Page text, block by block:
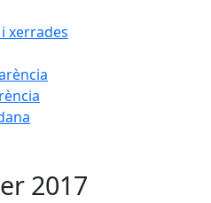
xerrades
2017